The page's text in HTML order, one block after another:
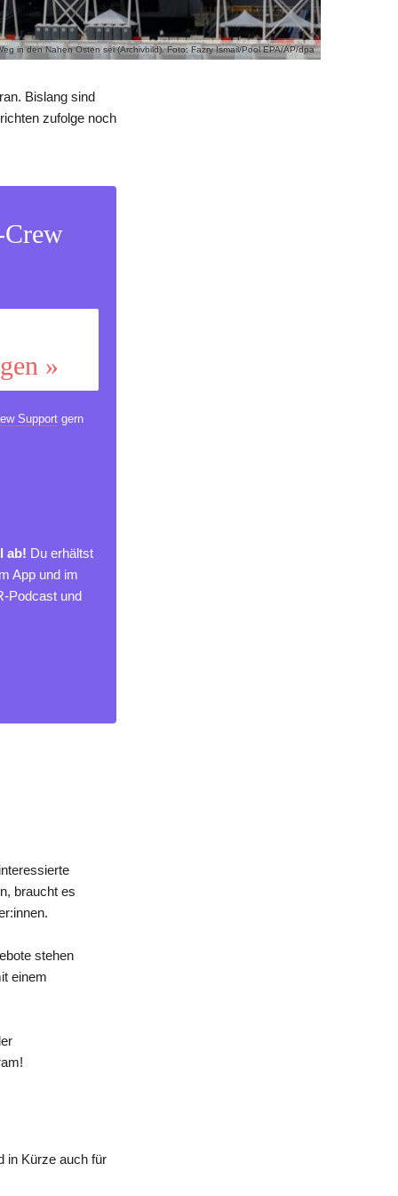
in den Nahen Osten sei (Archivbild). Foto: Fazry Ismail/Pool EPA/AP/dpa
Bislang sind
zufolge noch
»
Supportgern
ab! Du erhältst
App und im
Podcast und
braucht es
stehen
einem
in Kürze auch für